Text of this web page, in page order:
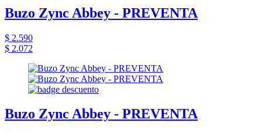
Buzo Zync Abbey - PREVENTA
$ 2.590
$ 2.072
Buzo Zync Abbey - PREVENTA